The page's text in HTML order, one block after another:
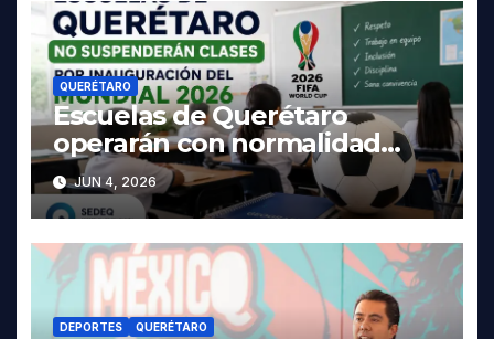
QUERÉTARO
Escuelas de Querétaro
operarán con normalidad
durante el Mundial 2026,
confirma SEDEQ
JUN 4, 2026
DEPORTES QUERÉTARO